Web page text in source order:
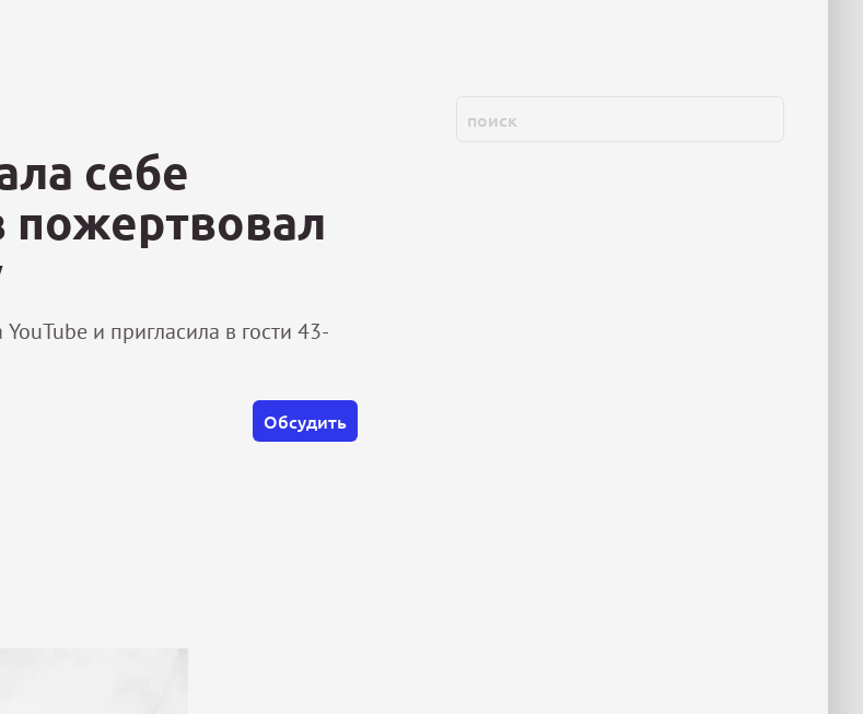
себе
пожертвовал
и пригласила в гости 43-
Обсудить